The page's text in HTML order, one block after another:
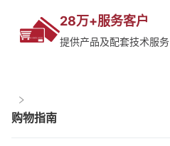
28万+服务客户
提供产品及配套技术服务
购物指南